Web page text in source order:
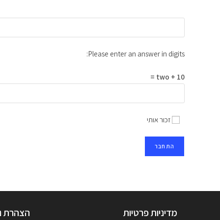
Please enter an answer in digits:
10 + two =
זכור אותי
מדיניות פרטיות הצהרת